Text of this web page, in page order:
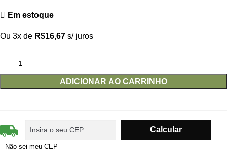
Em estoque
Ou 3x de R$16,67 s/ juros
ADICIONAR AO CARRINHO
Não sei meu CEP